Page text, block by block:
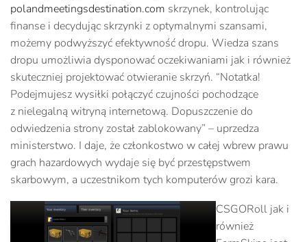
polandmeetingsdestination.com skrzynek, kontrolując
finanse i decydując skrzynki z optymalnymi szansami,
możemy podwyższyć efektywność dropu. Wiedza szans
dropu umożliwia dysponować oczekiwaniami jak i również
skuteczniej projektować otwieranie skrzyń. “Notatka!
Podejmujesz wysiłki połączyć czujności pochodzące
z nielegalną witryną internetową. Dopuszczenie do
odwiedzenia strony został zablokowany” – uprzedza
ministerstwo. I daje, że członkostwo w całej wbrew prawu
grach hazardowych wydaje się być przestępstwem
skarbowym, a uczestnikom tych komputerów grozi kara.
CSGORoll jak i
również